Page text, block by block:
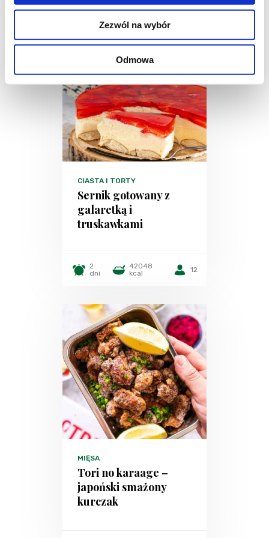
Zezwól na wybór
Odmowa
CIASTA I TORTY
Sernik gotowany z
galaretką i
truskawkami
2
dni
42048
kcal
12
MIĘSA
Tori no karaage –
japoński smażony
kurczak